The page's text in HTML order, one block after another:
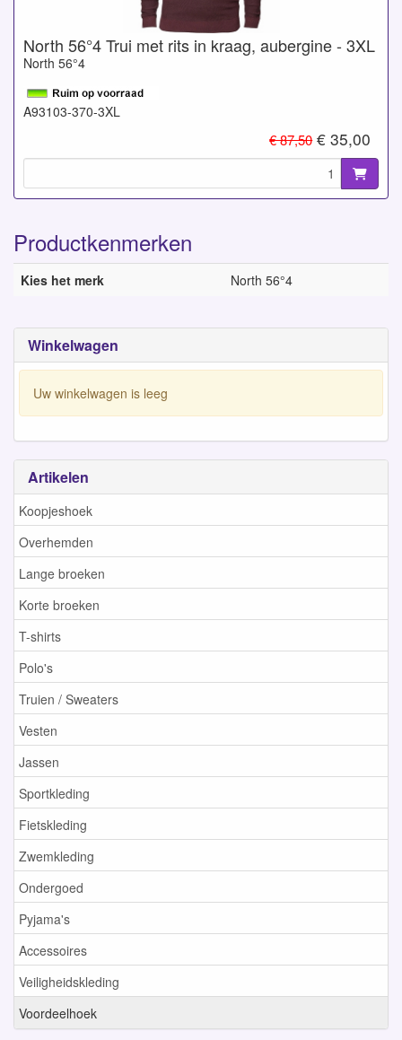
Winkelwagen
Uw winkelwagen is leeg
Artikelen
Koopjeshoek
Overhemden
Lange broeken
Korte broeken
T-shirts
Polo's
Truien / Sweaters
Vesten
Jassen
Sportkleding
Fietskleding
Zwemkleding
Ondergoed
Pyjama's
Accessoires
Veiligheidskleding
Voordeelhoek
North 56°4 Trui met rits in kraag, aubergine - 3XL
North 56°4
A93103-370-3XL
€ 87,50€ 35,00
Productkenmerken
Kies het merk North 56°4